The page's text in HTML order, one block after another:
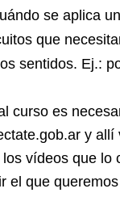
se aplica
que
sentidos. Ej.:
curso es
y allí
vídeos que lo
el que